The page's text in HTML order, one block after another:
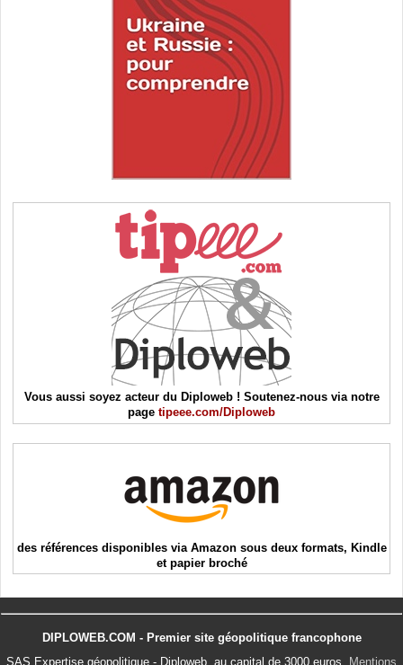
Vous aussi soyez acteur du Diploweb ! Soutenez-nous via notre
page tipeee.com/Diploweb
des références disponibles via Amazon sous deux formats, Kindle
et papier broché
DIPLOWEB.COM - Premier site géopolitique francophone
SAS Expertise géopolitique - Diploweb, au capital de 3000 euros.
Mentions